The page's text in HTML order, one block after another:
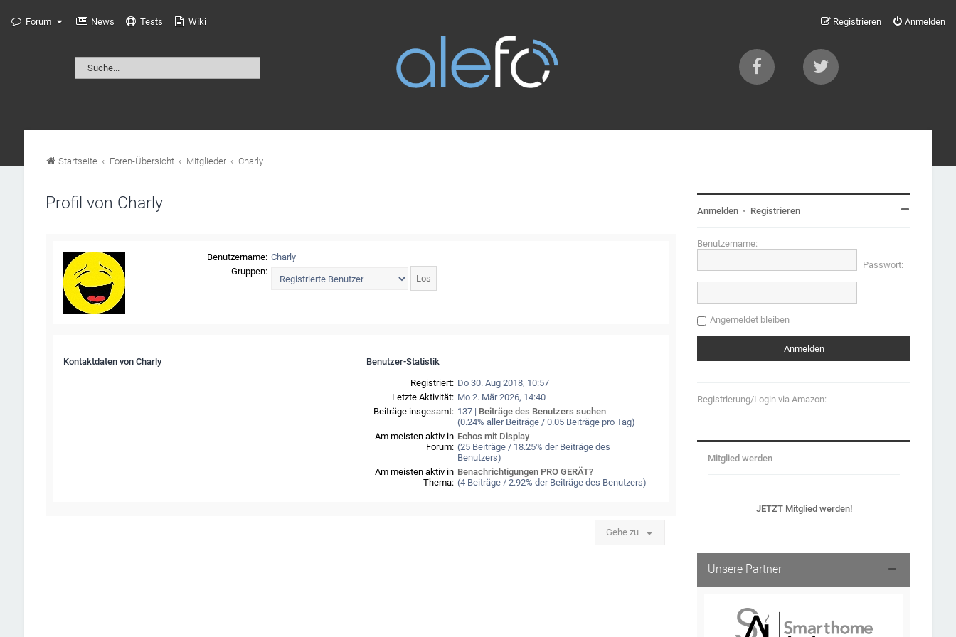
Forum News Tests Wiki Anmelden
Registrieren
Startseite Foren-Übersicht Mitglieder Charly
Profil von Charly
Benutzername: Charly
Gruppen:
Kontaktdaten von Charly
Benutzer-Statistik
Registriert: Do 30. Aug 2018, 10:57
Letzte Aktivität: Mo 2. Mär 2026, 14:40
Beiträge insgesamt: 137 | Beiträge des Benutzers suchen
(0.24% aller Beiträge / 0.05 Beiträge pro Tag)
Am meisten aktiv in
Forum:
Echos mit Display
(25 Beiträge / 18.25% der Beiträge des
Benutzers)
Am meisten aktiv in
Thema:
Benachrichtigungen PRO GERÄT?
(4 Beiträge / 2.92% der Beiträge des Benutzers)
Gehe zu
Anmelden • Registrieren
Benutzername:
Passwort:
Angemeldet bleiben
Registrierung/Login via Amazon:
Mitglied werden
JETZT Mitglied werden!
Unsere Partner